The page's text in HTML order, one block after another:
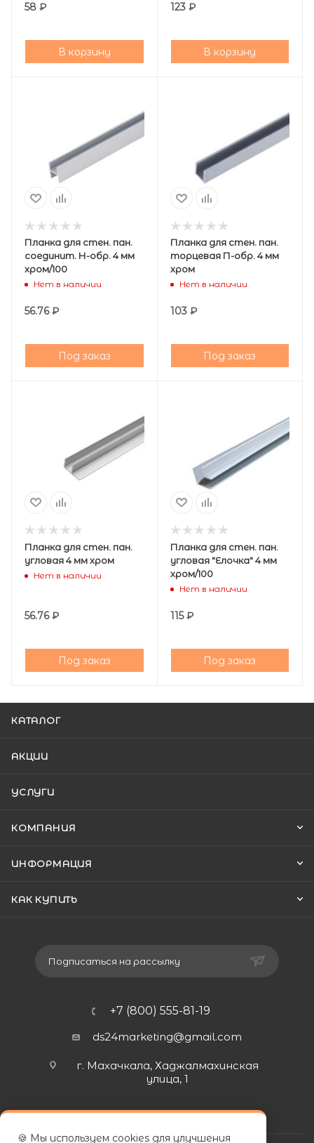
58 ₽
В корзину
123₽
В корзину
Планка для стен. пан.
соединит. Н-обр. 4 мм
хром/100
Нет в наличии
56.76₽
Под заказ
Планка для стен. пан.
торцевая П-обр. 4 мм
хром
Нет в наличии
103₽
Под заказ
Планка для стен. пан.
угловая 4 мм хром
Нет в наличии
56.76₽
Под заказ
Планка для стен. пан.
угловая "Елочка" 4 мм
хром/100
Нет в наличии
115₽
Под заказ
КАТАЛОГ
АКЦИИ
УСЛУГИ
КОМПАНИЯ
ИНФОРМАЦИЯ
КАК КУПИТЬ
Подписаться на рассылку
+7 (800) 555-81-19
ds24marketing@gmail.com
г. Махачкала, Хаджалмахинская
улица, 1
🍪 Мы используем cookies для улучшения